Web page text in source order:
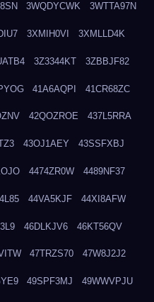
3WQDYCWK 3WTTA97N
3XMIH0VI 3XMLLD4K
3Z3344KT 3ZBBJF82
41A6AQPI 41CR68ZC
42QOZROE 437L5RRA
43OJ1AEY 43SSFXBJ
4474ZR0W 4489NF37
44VA5KJF 44XI8AFW
46DLKJV6 46KT56QV
47TRZS70 47W8J2J2
49SPF3MJ 49WWVPJU